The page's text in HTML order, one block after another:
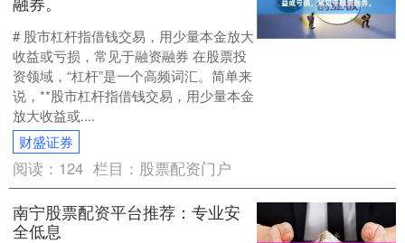
# 股市杠杆指借钱交易，用少量本金放大
收益或亏损，常见于融资融券 在股票投
资领域，“杠杆”是一个高频词汇。简单来
说，**股市杠杆指借钱交易，用少量本金
放大收益或....
财盛证券
阅读： 124 栏目： 股票配资门户
南宁股票配资平台推荐：专业安
全低息